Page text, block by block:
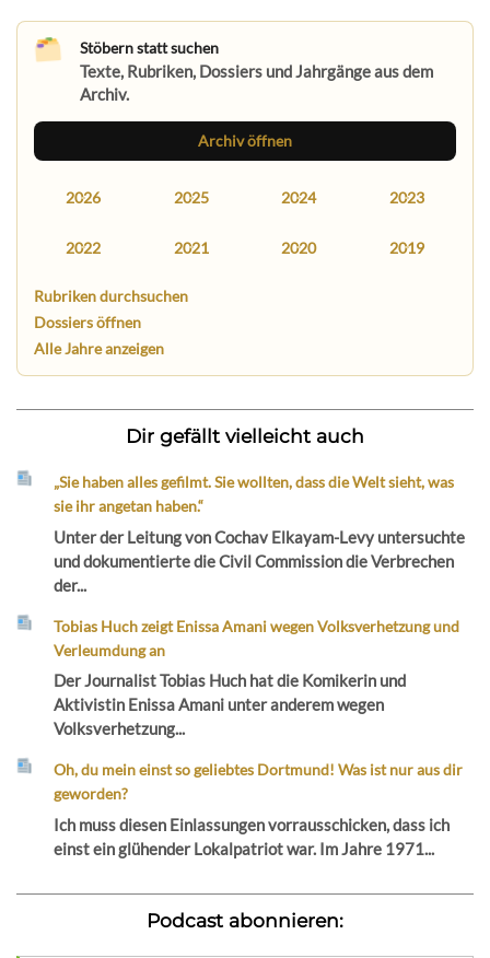
Stöbern statt suchen
Texte, Rubriken, Dossiers und Jahrgänge aus dem
Archiv.
Archiv öffnen
2026 2025 2024 2023
2022 2021 2020 2019
Rubriken durchsuchen
Dossiers öffnen
Alle Jahre anzeigen
Dir gefällt vielleicht auch
„Sie haben alles gefilmt. Sie wollten, dass die Welt sieht, was
sie ihr angetan haben.“
Unter der Leitung von Cochav Elkayam-Levy untersuchte
und dokumentierte die Civil Commission die Verbrechen
der...
Tobias Huch zeigt Enissa Amani wegen Volksverhetzung und
Verleumdung an
Der Journalist Tobias Huch hat die Komikerin und
Aktivistin Enissa Amani unter anderem wegen
Volksverhetzung...
Oh, du mein einst so geliebtes Dortmund! Was ist nur aus dir
geworden?
Ich muss diesen Einlassungen vorrausschicken, dass ich
einst ein glühender Lokalpatriot war. Im Jahre 1971...
Podcast abonnieren: